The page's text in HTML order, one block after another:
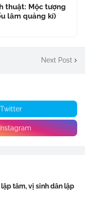
thuật: Mộc tượng
lâm quảng kí)
Next Post
Twitter
tâm, vị sinh dân lập